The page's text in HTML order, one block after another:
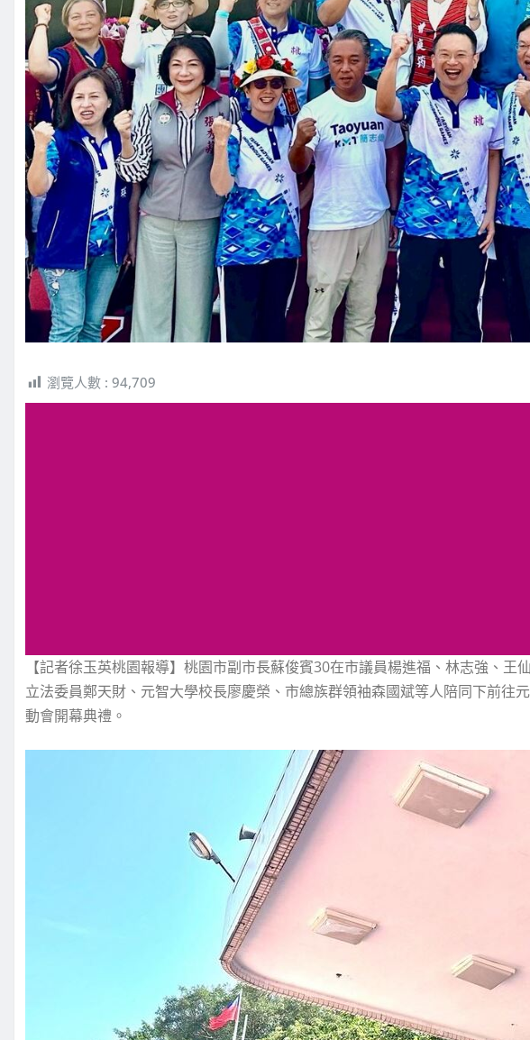
瀏覽人數 : 94,709
【記者徐玉英桃園報導】桃園市副市長蘇俊賓30在市議員楊進福、林志強、王
立法委員鄭天財、元智大學校長廖慶榮、市總族群領袖森國斌等人陪同下前往
動會開幕典禮。